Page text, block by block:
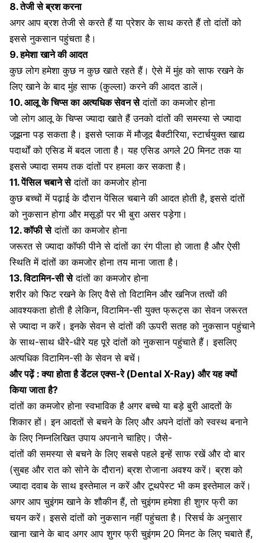
8. तेजी से ब्रश करना
अगर आप ब्रश तेजी से करते हैं या प्रेशर के साथ करते हैं तो दांतों को
इससे नुकसान पहुंचता है।
9. हमेशा खाने की आदत
कुछ लोग हमेशा कुछ न कुछ खाते रहते हैं। ऐसे मेंमुंह को साफ रखने के
लिए खाने के बाद मुंह साफ (कुल्ला) करने की आदत डालें।
10. आलू के चिप्स का अत्यधिक सेवनसे दांतों का कमजोर होना
जो लोग आलू के चिप्स ज्यादा खाते हैं उनको दांतों की समस्या से ज्यादा
जूझना पड़ सकता है। इससे प्लाक में मौजूद बैक्टीरिया, स्टार्चयुक्त खाद्य
पदार्थों को एसिड में बदल जाता है। यह एसिड अगले 20 मिनट तक या
इससे ज्यादा समय तक दांतों पर हमला कर सकता है।
11. पेंसिल चबानेसे दांतों का कमजोर होना
कुछ बच्चों में पढ़ाई के दौरान पेंसिल चबाने की आदत होती है, इससे दांतों
को नुकसान होगा और मसूड़ों पर भी बुरा असर पड़ेगा।
12. कॉफीसे दांतों का कमजोर होना
जरूरत से ज्यादाकॉफी पीने से दांतों का रंग पीला हो जाता है और ऐसी
स्थिति में दांतों का कमजोर होना तय माना जाता है।
13.विटामिन-सी से दांतों का कमजोर होना
शरीर को फिट रखने के लिए वैसे तो विटामिन और खनिज तत्वों की
आवश्यकता होती है लेकिन, विटामिन-सी युक्त फ्रूट्स का सेवन जरूरत
से ज्यादा न करें। इनके सेवन से दांतों की ऊपरी सतह को नुकसान पहुंचाने
के साथ-साथ धीरे-धीरे यह पूरे दांतों को नुकसान पहुंचाते हैं। इसलिए
अत्यधिक विटामिन-सी के सेवन से बचें।
और पढ़ें :क्या होता है डेंटल एक्स-रे (Dental X-Ray) और यह क्यों
किया जाता है?
दांतों का कमजोर होना स्वभाविक है अगर बच्चे या बड़े बुरी आदतों के
शिकार हों। इन आदतों से बचने के लिए और अपने दांतों को स्वस्थ बनाने
के लिए निम्नलिखित उपाय अपनाने चाहिए। जैसे-
दांतों की समस्या से बचने के लिए सबसे पहले इन्हें साफ रखें और दो बार
(सुबह और रात को सोने के दौरान) ब्रश रोजाना अवश्य करें। ब्रश को
ज्यादा दवाब के साथ इस्तेमाल न करें औरटूथपेस्टभी कम इस्तेमाल करें।
अगर आप चुइंगम खाने के शौकीन हैं, तो चुइंगम हमेशा ही शुगर फ्री का
चयन करें। इससे दांतों को नुकसान नहीं पहुंचता है। रिसर्च के अनुसार
खाना खाने के बाद अगर आप शुगर फ्री चुइंगम 20 मिनट के लिए चबाते हैं,